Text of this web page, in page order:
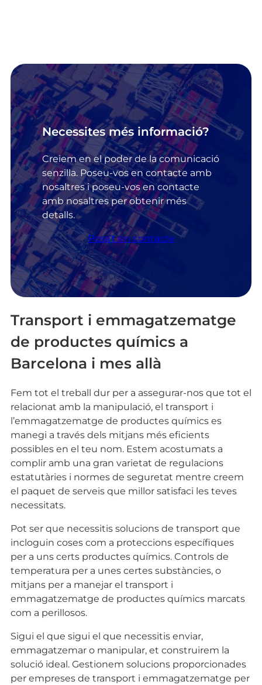
Necessites més informació?
Creiem en el poder de la comunicació
senzilla. Poseu-vos en contacte amb
nosaltres i poseu-vos en contacte
amb nosaltres per obtenir més
detalls.
Posa’t en contacte
Transport i emmagatzematge
de productes químics a
Barcelona i mes allà
Fem tot el treball dur per a assegurar-nos que tot el
relacionat amb la manipulació, el transport i
l’emmagatzematge de productes químics es
manegi a través dels mitjans més eficients
possibles en el teu nom. Estem acostumats a
complir amb una gran varietat de regulacions
estatutàries i normes de seguretat mentre creem
el paquet de serveis que millor satisfaci les teves
necessitats.
Pot ser que necessitis solucions de transport que
incloguin coses com a proteccions específiques
per a uns certs productes químics. Controls de
temperatura per a unes certes substàncies, o
mitjans per a manejar el transport i
emmagatzematge de productes químics marcats
com a perillosos.
Sigui el que sigui el que necessitis enviar,
emmagatzemar o manipular, et construirem la
solució ideal. Gestionem solucions proporcionades
per empreses de transport i emmagatzematge per